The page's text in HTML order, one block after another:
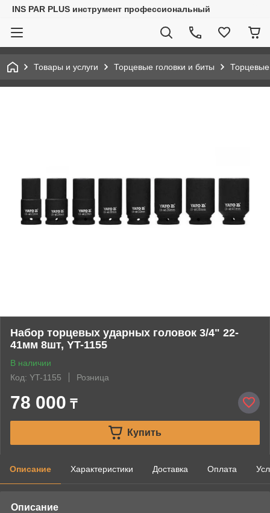
INS PAR PLUS инструмент профессиональный
Товары и услуги Торцевые головки и биты Торцевые
Набор торцевых ударных головок 3/4" 22-
41мм 8шт, YT-1155
В наличии
Код: YT-1155
Розница
78 000 ₸
Купить
Описание Характеристики Доставка Оплата
Описание